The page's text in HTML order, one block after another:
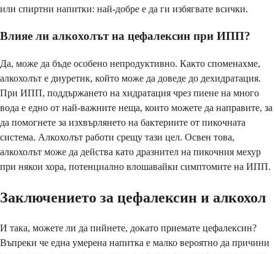
или спиртни напитки: най-добре е да ги избягвате всички.
Влияе ли алкохолът на цефалексин при ИПП?
Да, може да бъде особено непродуктивно. Както споменахме,
алкохолът е диуретик, който може да доведе до дехидратация.
При ИПП, поддържането на хидратация чрез пиене на много
вода е едно от най-важните неща, които можете да направите, за
да помогнете за изхвърлянето на бактериите от пикочната
система. Алкохолът работи срещу тази цел. Освен това,
алкохолът може да действа като дразнител на пикочния мехур
при някои хора, потенциално влошавайки симптомите на ИПП.
Заключението за цефалексин и алкохол
И така, можете ли да пийнете, докато приемате цефалексин?
Въпреки че една умерена напитка е малко вероятно да причини